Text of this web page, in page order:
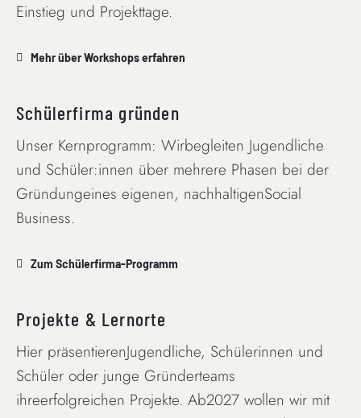
Einstieg und Projekttage.
Mehr über Workshops erfahren
Schülerfirma gründen
Unser Kernprogramm: Wirbegleiten Jugendliche
und Schüler:innen über mehrere Phasen bei der
Gründungeines eigenen, nachhaltigenSocial
Business.
Zum Schülerfirma-Programm
Projekte & Lernorte
Hier präsentierenJugendliche, Schülerinnen und
Schüler oder junge Gründerteams
ihreerfolgreichen Projekte. Ab2027 wollen wir mit